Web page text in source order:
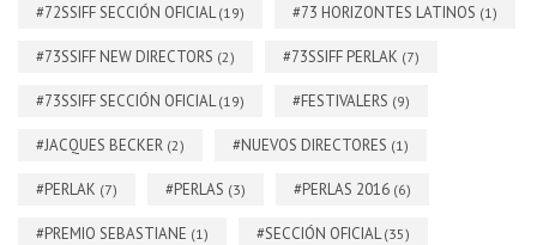
#72SSIFF SECCIÓN OFICIAL(19) #73 HORIZONTES LATINOS (1)
#73SSIFF NEW DIRECTORS (2) #73SSIFF PERLAK (7)
#73SSIFF SECCIÓN OFICIAL(19) #FESTIVALERS (9)
#JACQUES BECKER (2) #NUEVOS DIRECTORES (1)
#PERLAK (7) #PERLAS (3) #PERLAS 2016 (6)
#PREMIO SEBASTIANE (1) #SECCIÓN OFICIAL(35)